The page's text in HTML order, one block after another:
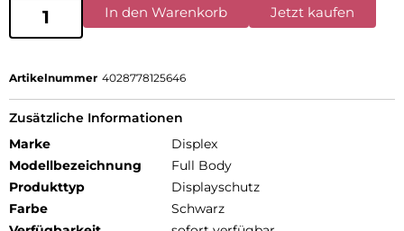
In den Warenkorb Jetzt kaufen
Artikelnummer 4028778125646
Zusätzliche Informationen
Marke
Displex
Modellbezeichnung
Full Body
Produkttyp
Displayschutz
Farbe
Schwarz